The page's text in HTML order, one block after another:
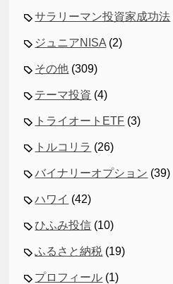
サラリーマン投資家成功法
ジュニアNISA (2)
その他 (309)
テーマ投資 (4)
トライオートETF (3)
トルコリラ (26)
バイナリーオプション (39)
ハワイ (42)
ひふみ投信 (10)
ふるさと納税 (19)
プロフィール (1)